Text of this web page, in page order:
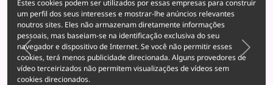
Previous Next
Estes cookies podem ser utilizados por essas empresas para construir
um perfil dos seus interesses e mostrar-lhe anúncios relevantes
noutros sites. Eles não armazenam diretamente informações
pessoais, mas baseiam-se na identificação exclusiva do seu
navegador e dispositivo de Internet. Se você não permitir esses
cookies, terá menos publicidade direcionada. Alguns provedores de
vídeo terceirizados não permitem visualizações de vídeos sem
cookies direcionados.